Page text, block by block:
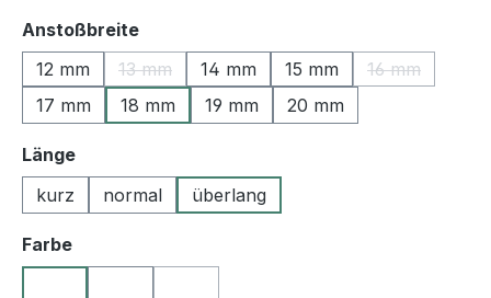
Anstoßbreiteauswählen
12 mm
13 mm
(Diese Option ist zurzeit nicht verfügbar.)
14 mm 15 mm 16 mm
(Diese
17 mm 18 mm 19 mm 20 mm
Längeauswählen
kurz
normal überlang
Farbeauswählen